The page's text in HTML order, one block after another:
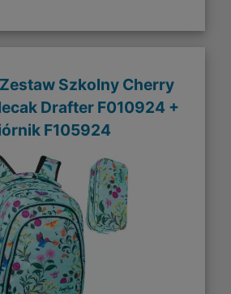
Szkolny Cherry
Drafter F010924 +
F105924